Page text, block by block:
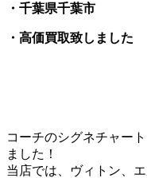
・千葉県千葉市
・高価買取致しました
コーチのシグネチャー
ました！
当店では、ヴィトン、